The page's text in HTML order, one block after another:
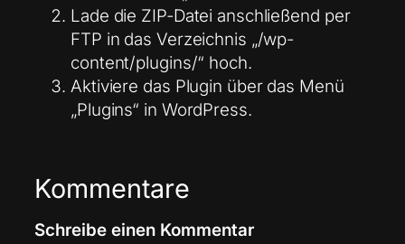
Lade die ZIP-Datei anschließend per
FTP in das Verzeichnis „/wp-
content/plugins/“ hoch.
Aktiviere das Plugin über das Menü
„Plugins“ in WordPress.
Kommentare
Schreibe einen Kommentar